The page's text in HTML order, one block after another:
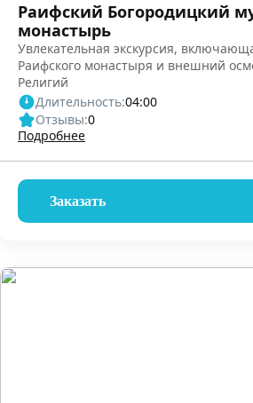
Раифский Богородицкий
монастырь
Увлекательная экскурсия,
Раифского монастыря и внешний
Религий
Длительность:04:00
Отзывы:0
Подробнее
Заказать